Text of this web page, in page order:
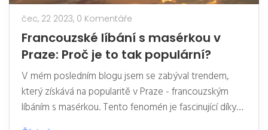
čec, 22 2023, 0 Komentáře
Francouzské líbání s masérkou v
Praze: Proč je to tak populární?
V mém posledním blogu jsem se zabýval trendem,
který získává na popularitě v Praze - francouzským
líbáním s masérkou. Tento fenomén je fascinující díky
jeho jedinečné kombinaci intimity a relaxace, kterou